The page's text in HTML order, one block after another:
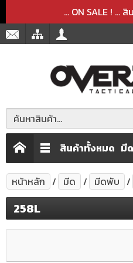
... ON SALE ! ...
สินค้าทั้งหมด มีด
หน้าหลัก มีด มีดพับ
258L
สินค้าได้เพิ่มลงในตะกร้
สินค้าได้ถูกลบออกจากตะ